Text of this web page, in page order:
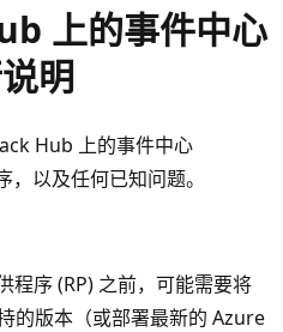
上的事件中心
明
Hub 上的事件中心
以及任何已知问题。
程序 (RP) 之前，可能需要将
的版本（或部署最新的 Azure